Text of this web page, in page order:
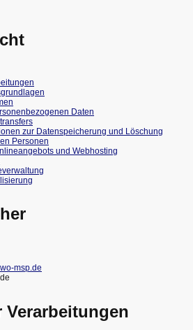
Daten
zur Datenspeicherung und Löschung
Personen
und Webhosting
msp.de
Verarbeitungen